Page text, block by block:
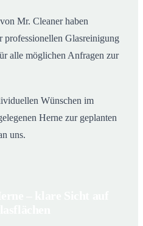
Mr. Cleaner haben
professionellen Glasreinigung
alle möglichen Anfragen zur
Wünschen im
Herne zur geplanten
uns.